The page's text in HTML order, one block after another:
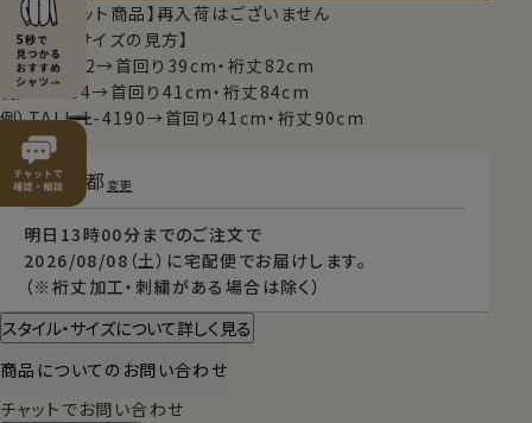
【限定スポット商品】再入荷はございません
【シャツのサイズの見方】
例）M-3982→首回り39cm・裄丈82cm
例）L-4184→首回り41cm・裄丈84cm
例）TALL-L-4190→首回り41cm・裄丈90cm
明日 13時00分 までのご注文で
2026/08/08（土） に宅配便 でお届けします。
（※裄丈加工・刺繍がある場合は除く）
東京都 変更
スタイル・サイズについて詳しく見る
商品についてのお問い合わせ
チャットでお問い合わせ